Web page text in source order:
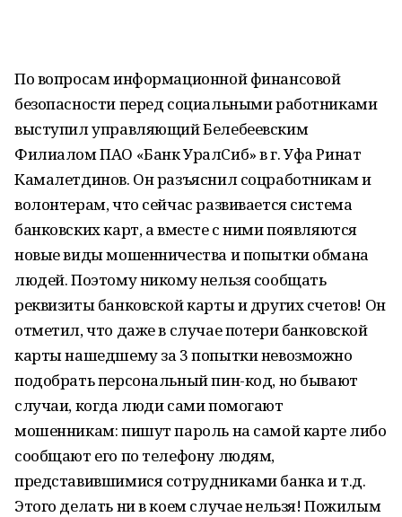
По вопросам информационной финансовой
безопасности перед социальными работниками
выступил управляющий Белебеевским
Филиалом ПАО «Банк УралСиб» в г. Уфа Ринат
Камалетдинов. Он разъяснил соцработникам и
волонтерам, что сейчас развивается система
банковских карт, а вместе с ними появляются
новые виды мошенничества и попытки обмана
людей. Поэтому никому нельзя сообщать
реквизиты банковской карты и других счетов! Он
отметил, что даже в случае потери банковской
карты нашедшему за 3 попытки невозможно
подобрать персональный пин-код, но бывают
случаи, когда люди сами помогают
мошенникам: пишут пароль на самой карте либо
сообщают его по телефону людям,
представившимися сотрудниками банка и т.д.
Этого делать ни в коем случае нельзя! Пожилым